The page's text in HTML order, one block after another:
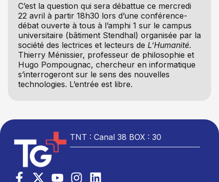
C’est la question qui sera débattue ce mercredi
22 avril à partir 18h30 lors d’une conférence-
débat ouverte à tous à l’amphi 1 sur le campus
universitaire (bâtiment Stendhal) organisée par la
société des lectrices et lecteurs de L’Humanité.
Thierry Ménissier, professeur de philosophie et
Hugo Pompougnac, chercheur en informatique
s’interrogeront sur le sens des nouvelles
technologies. L’entrée est libre.
TNT : Canal 38 BOX : 30